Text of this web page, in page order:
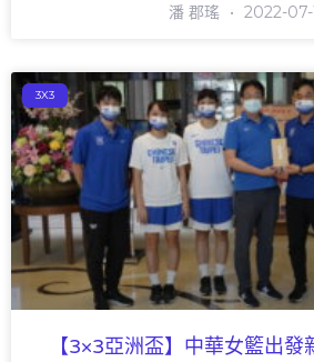
潘 郡瑤 2022-07-
3X3
【3×3亞洲盃】中華女籃出